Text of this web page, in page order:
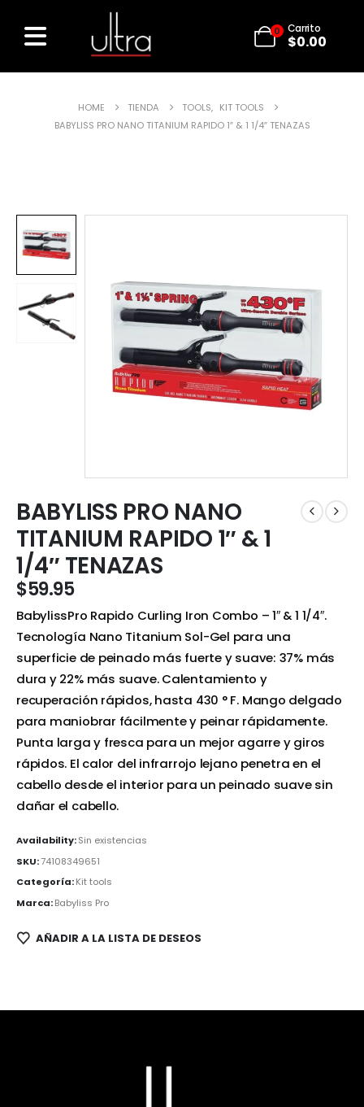
0 Carrito
$0.00
HOME TIENDA TOOLS, KIT TOOLS
BABYLISS PRO NANO TITANIUM RAPIDO 1″ & 1 1/4″ TENAZAS
BABYLISS PRO NANO
TITANIUM RAPIDO 1″ & 1
1/4″ TENAZAS
$59.95
BabylissPro Rapido Curling Iron Combo – 1″ & 1 1/4″.
Tecnología Nano Titanium Sol-Gel para una
superficie de peinado más fuerte y suave: 37% más
dura y 22% más suave. Calentamiento y
recuperación rápidos, hasta 430 ° F. Mango delgado
para maniobrar fácilmente y peinar rápidamente.
Punta larga y fresca para un mejor agarre y giros
rápidos. El calor del infrarrojo lejano penetra en el
cabello desde el interior para un peinado suave sin
dañar el cabello.
Availability:Sin existencias
SKU:74108349651
Categoría:Kit tools
Marca:Babyliss Pro
AÑADIR A LA LISTA DE DESEOS